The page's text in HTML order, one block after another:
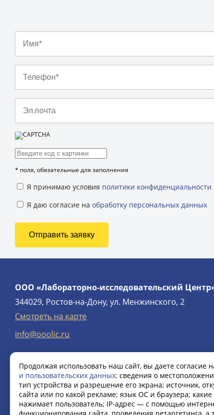
* поля, обязательные для заполнения
Я принимаю условия политики конфиденциальности
Я даю согласие на обработку персональных данных
ООО «Лабораторно-исследовательский
344029, Ростов-на-Дону, ул. Менжинского, 2
Смотреть на карте
info@ooolic.ru
Продолжая использовать наш сайт, вы даете согласие
и пользовательских данных: сведения о
тип устройства и разрешение его экрана; источник,
сайта или по какой рекламе; язык ОС и браузера;
нажимает пользователь; IP-адрес — с помощью